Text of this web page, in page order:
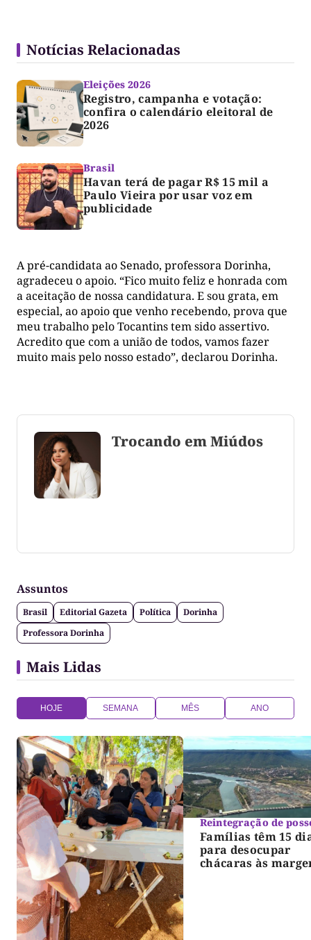
Notícias Relacionadas
Eleições 2026
Registro, campanha e votação:
confira o calendário eleitoral de
2026
Brasil
Havan terá de pagar R$ 15 mil a
Paulo Vieira por usar voz em
publicidade
A pré-candidata ao Senado, professora Dorinha,
agradeceu o apoio. “Fico muito feliz e honrada com
a aceitação de nossa candidatura. E sou grata, em
especial, ao apoio que venho recebendo, prova que
meu trabalho pelo Tocantins tem sido assertivo.
Acredito que com a união de todos, vamos fazer
muito mais pelo nosso estado”, declarou Dorinha.
Trocando em Miúdos
consultora de comunicação. CEO Editora-Chefe da
político e anti-fake!
Assuntos
Brasil Editorial Gazeta Política
Dorinha
Professora Dorinha
Mais Lidas
HOJE SEMANA MÊS ANO
Reintegração de
Famílias têm 15
para desocupar
chácaras às